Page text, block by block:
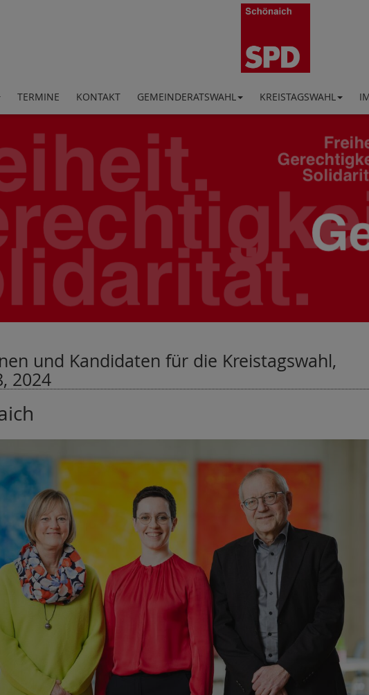
TERMINE KONTAKT GEMEINDERATSWAHL KREISTAGSWAHL
und Kandidaten für die Kreistagswahl,
2024